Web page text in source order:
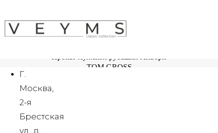
Г.
Москва,
2-я
Брестская
ул., д.
ОТ 1500 РУБ
TOM GROSS
ОТ 1500 РУБ
Прокат бордовой мужской рубашки